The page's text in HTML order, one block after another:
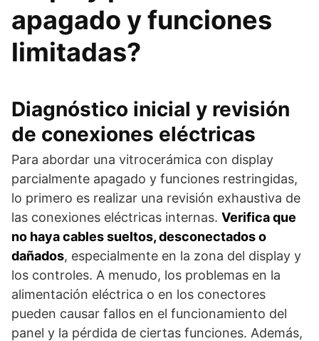
apagado y funciones
limitadas?
Diagnóstico inicial y revisión
de conexiones eléctricas
Para abordar una vitrocerámica con display
parcialmente apagado y funciones restringidas,
lo primero es realizar una revisión exhaustiva de
las conexiones eléctricas internas. Verifica que
no haya cables sueltos, desconectados o
dañados, especialmente en la zona del display y
los controles. A menudo, los problemas en la
alimentación eléctrica o en los conectores
pueden causar fallos en el funcionamiento del
panel y la pérdida de ciertas funciones. Además,